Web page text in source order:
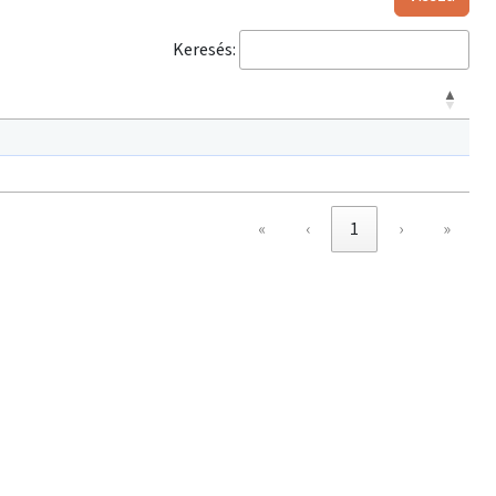
Keresés:
« ‹ 1 › »